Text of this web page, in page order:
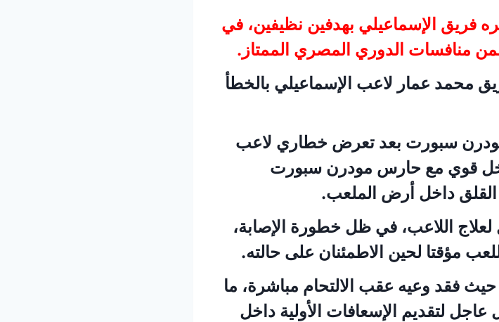
فريق الإسماعيلي بهدفين نظيفين، في
ضمن منافسات الدوري المصري الممتاز.
عمار لاعب الإسماعيلي بالخطأ
مودرن سبورت بعد تعرض خطاري لاعب
قوي مع حارس مودرن سبورت
داخل أرض الملعب.
اللاعب، في ظل خطورة الإصابة،
مؤقتا لحين الاطمئنان على حالته.
فقد وعيه عقب الالتحام مباشرة، ما
لتقديم الإسعافات الأولية داخل